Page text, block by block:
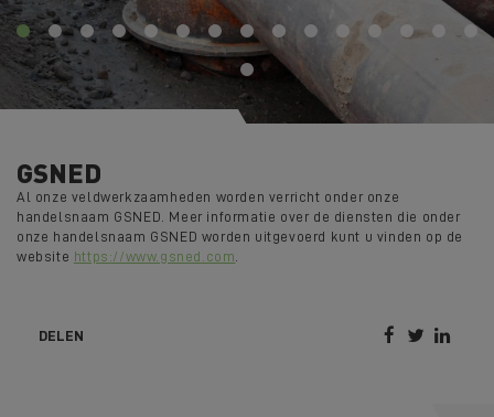
GSNED
Al onze veldwerkzaamheden worden verricht onder onze
handelsnaam GSNED. Meer informatie over de diensten die onder
onze handelsnaam GSNED worden uitgevoerd kunt u vinden op de
website https://www.gsned.com
DELEN   